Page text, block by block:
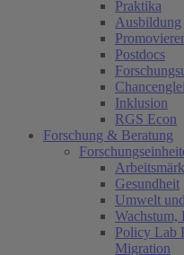
Praktika
Ausbildung
Postdocs
Inklusion
RGS Econ
Forschung & Beratung
Gesundheit
Umwelt
Wachstum,
Policy Lab
Migration